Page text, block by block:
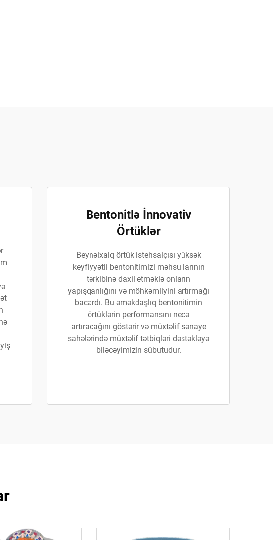
Bentonitlə İnnovativ
Örtüklər
Beynəlxalq örtük istehsalçısı yüksək
keyfiyyətli bentonitimizi məhsullarının
tərkibinə daxil etməklə onların
yapışqanlığını və möhkəmliyini artırmağı
bacardı. Bu əməkdaşlıq bentonitimin
örtüklərin performansını necə
artıracağını göstərir və müxtəlif sənaye
sahələrində müxtəlif tətbiqləri dəstəkləyə
biləcəyimizin sübutudur.